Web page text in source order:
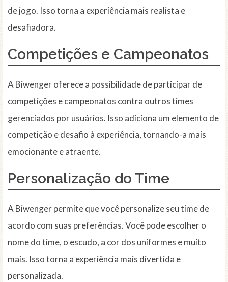
de jogo. Isso torna a experiência mais realista e
desafiadora.
Competições e Campeonatos
A Biwenger oferece a possibilidade de participar de
competições e campeonatos contra outros times
gerenciados por usuários. Isso adiciona um elemento de
competição e desafio à experiência, tornando-a mais
emocionante e atraente.
Personalização do Time
A Biwenger permite que você personalize seu time de
acordo com suas preferências. Você pode escolher o
nome do time, o escudo, a cor dos uniformes e muito
mais. Isso torna a experiência mais divertida e
personalizada.